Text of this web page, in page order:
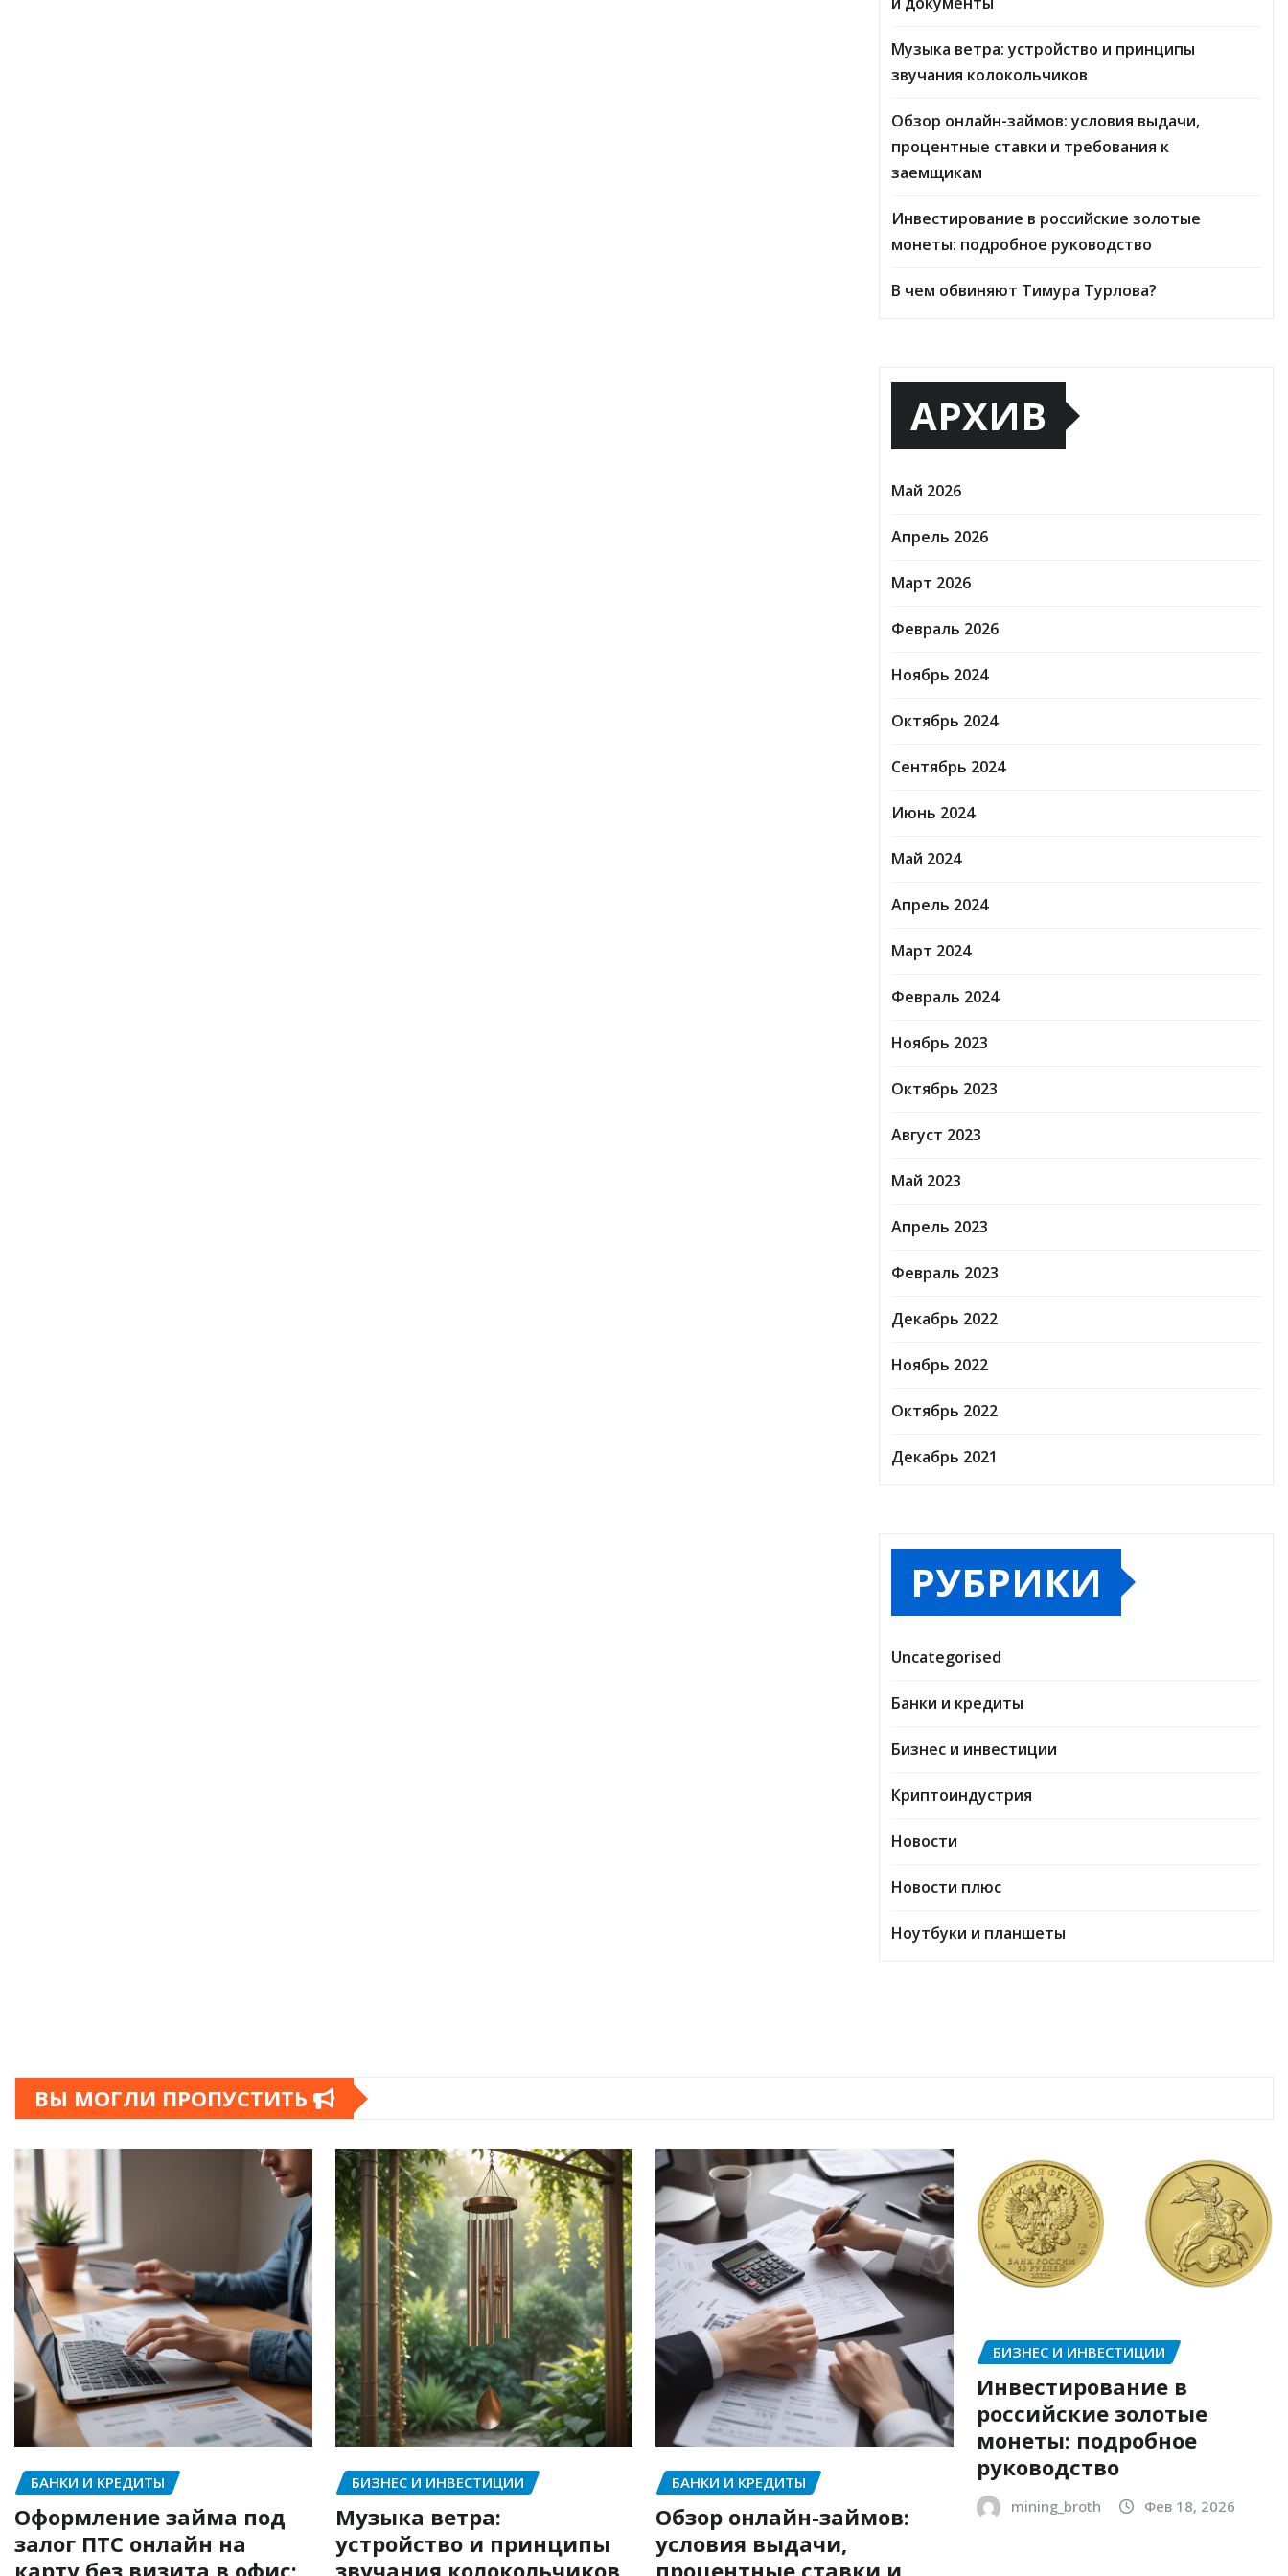
Музыка ветра: устройство и принципы
звучания колокольчиков
Обзор онлайн-займов: условия выдачи,
процентные ставки и требования к
заемщикам
Инвестирование в российские золотые
монеты: подробное руководство
В чем обвиняют Тимура Турлова?
АРХИВ
Май 2026
Апрель 2026
Март 2026
Февраль 2026
Ноябрь 2024
Октябрь 2024
Сентябрь 2024
Июнь 2024
Май 2024
Апрель 2024
Март 2024
Февраль 2024
Ноябрь 2023
Октябрь 2023
Август 2023
Май 2023
Апрель 2023
Февраль 2023
Декабрь 2022
Ноябрь 2022
Октябрь 2022
Декабрь 2021
РУБРИКИ
Uncategorised
Банки и кредиты
Бизнес и инвестиции
Криптоиндустрия
Новости
Новости плюс
Ноутбуки и планшеты
ВЫ МОГЛИ ПРОПУСТИТЬ
БАНКИ И КРЕДИТЫ
Оформление займа под
залог ПТС онлайн на
БИЗНЕС И ИНВЕСТИЦИИ
Музыка ветра:
устройство и принципы
БАНКИ И КРЕДИТЫ
Обзор онлайн-займов:
условия выдачи,
БИЗНЕС И ИНВЕСТИЦИИ
Инвестирование в
российские золотые
монеты: подробное
руководство
mining_broth Фев 18, 2026